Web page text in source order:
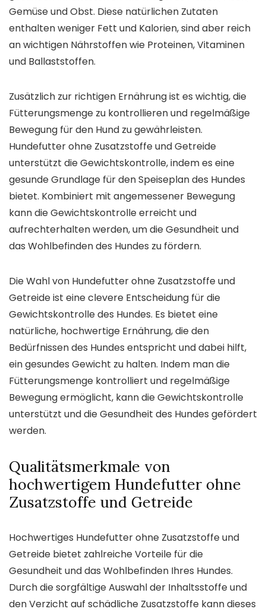
Gemüse und Obst. Diese natürlichen Zutaten
enthalten weniger Fett und Kalorien, sind aber reich
an wichtigen Nährstoffen wie Proteinen, Vitaminen
und Ballaststoffen.
Zusätzlich zur richtigen Ernährung ist es wichtig, die
Fütterungsmenge zu kontrollieren und regelmäßige
Bewegung für den Hund zu gewährleisten.
Hundefutter ohne Zusatzstoffe und Getreide
unterstützt die Gewichtskontrolle, indem es eine
gesunde Grundlage für den Speiseplan des Hundes
bietet. Kombiniert mit angemessener Bewegung
kann die Gewichtskontrolle erreicht und
aufrechterhalten werden, um die Gesundheit und
das Wohlbefinden des Hundes zu fördern.
Die Wahl von Hundefutter ohne Zusatzstoffe und
Getreide ist eine clevere Entscheidung für die
Gewichtskontrolle des Hundes. Es bietet eine
natürliche, hochwertige Ernährung, die den
Bedürfnissen des Hundes entspricht und dabei hilft,
ein gesundes Gewicht zu halten. Indem man die
Fütterungsmenge kontrolliert und regelmäßige
Bewegung ermöglicht, kann die Gewichtskontrolle
unterstützt und die Gesundheit des Hundes gefördert
werden.
Qualitätsmerkmale von
hochwertigem Hundefutter ohne
Zusatzstoffe und Getreide
Hochwertiges Hundefutter ohne Zusatzstoffe und
Getreide bietet zahlreiche Vorteile für die
Gesundheit und das Wohlbefinden Ihres Hundes.
Durch die sorgfältige Auswahl der Inhaltsstoffe und
den Verzicht auf schädliche Zusatzstoffe kann dieses